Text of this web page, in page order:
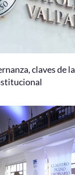
claves de la